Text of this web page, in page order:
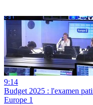
9:14
Budget 2025 : l'examen
Europe 1